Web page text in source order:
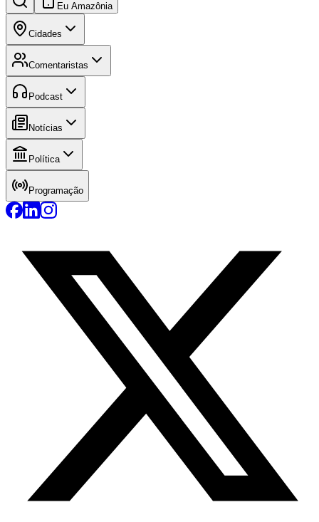
Eu Amazônia
Cidades
Comentaristas
Podcast
Notícias
Política
Programação